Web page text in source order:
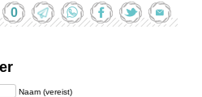
0
Naam (vereist)